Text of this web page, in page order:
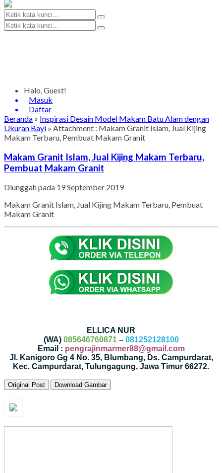
Halo, Guest!
Masuk
Daftar
Beranda » Inspirasi Desain Model Makam Batu Alam dengan
Ukuran Bayi » Attachment : Makam Granit Islam, Jual Kijing
Makam Terbaru, Pembuat Makam Granit
Makam Granit Islam, Jual Kijing Makam Terbaru,
Pembuat Makam Granit
Diunggah pada 19 September 2019
Makam Granit Islam, Jual Kijing Makam Terbaru, Pembuat
Makam Granit
ELLICA NUR
(WA) 085646760871– 081252128100
Email : pengrajinmarmer88@gmail.com
Jl. Kanigoro Gg 4 No. 35, Blumbang, Ds. Campurdarat,
Kec. Campurdarat, Tulungagung, Jawa Timur 66272.
Original Post Download Gambar